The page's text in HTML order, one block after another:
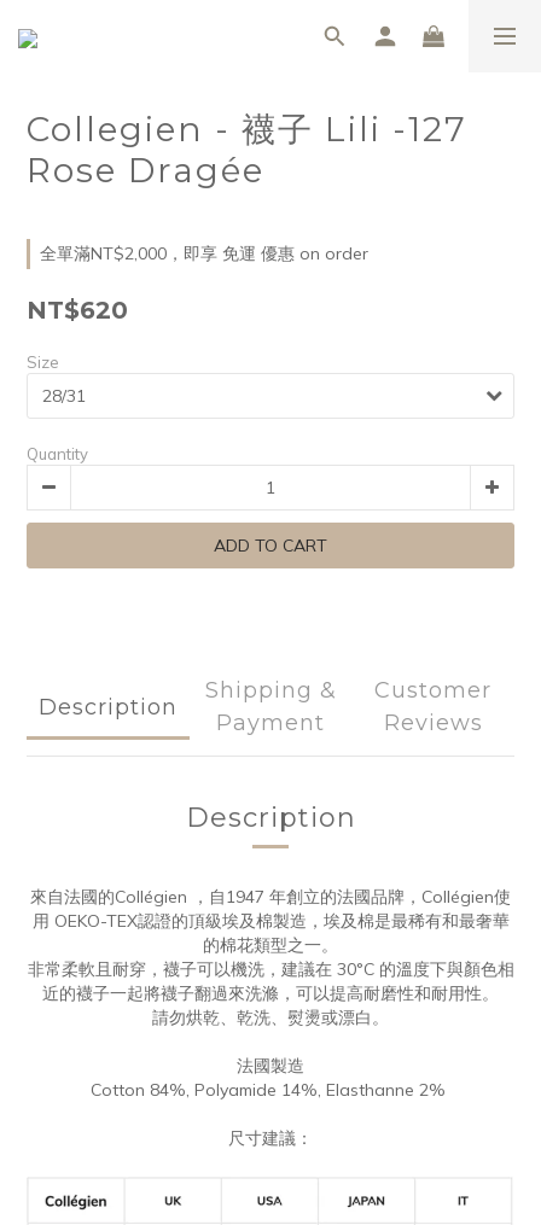
Collegien - 襪子 Lili -127
Rose Dragée
全單滿NT$2,000，即享 免運 優惠 on order
NT$620
Size
Quantity
ADD TO CART
Description
Shipping &
Payment
Customer
Reviews
Description
來自法國的Collégien ，自1947 年創立的法國品牌，Collégien使
用 OEKO-TEX認證的頂級埃及棉製造，埃及棉是最稀有和最奢華
的棉花類型之一。
非常柔軟且耐穿，襪子可以機洗，建議在 30°C 的溫度下與顏色相
近的襪子一起將襪子翻過來洗滌，可以提高耐磨性和耐用性。
請勿烘乾、乾洗、熨燙或漂白。
法國製造
Cotton 84%, Polyamide 14%, Elasthanne 2%
尺寸建議：